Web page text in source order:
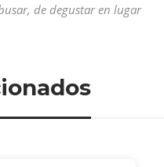
de degustar en lugar